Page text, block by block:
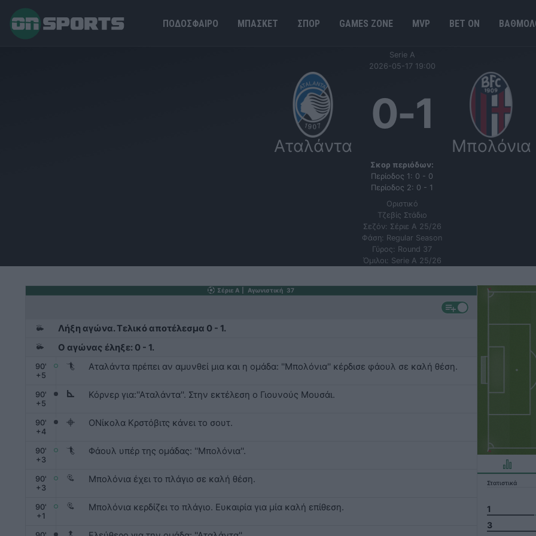
ΠΟΔΟΣΦΑΙΡΟ ΜΠΑΣΚΕΤ ΣΠΟΡ GAMES ΖΟΝΕ MVP BET ΟΝ
Serie A
2026-05-17 19:00
Αταλάντα
0-1
Μπολόνια
Σκορ περιόδων:
Περίοδος 1: 0 - 0
Περίοδος 2: 0 - 1
Οριστικό
Τζεβίς Στάδιο
Σεζόν: Σέριε Α 25/26
Φάση: Regular Season
Γύρος: Round 37
Όμιλοι: Serie A 25/26
Στατιστικά
1
3
Σέριε Α Αγωνιστική 37
Λήξη αγώνα. Τελικό αποτέλεσμα 0 - 1.
Ο αγώνας έληξε: 0 - 1.
90'
+ 5
Αταλάντα πρέπει αν αμυνθεί μια και η ομάδα: ''Μπολόνια'' κέρδισε φάουλ σε καλή θέση.
90'
+ 5
Κόρνερ για:''Αταλάντα''. Στην εκτέλεση ο Γιουνούς Μουσάι.
90'
+ 4
ΟΝίκολα Κρστόβιτς κάνει το σουτ.
90'
+ 3
Φάουλ υπέρ της ομάδας: ''Μπολόνια''.
90'
+ 3
Μπολόνια έχει το πλάγιο σε καλή θέση.
90'
+ 1
Μπολόνια κερδίζει το πλάγιο. Ευκαιρία για μία καλή επίθεση.